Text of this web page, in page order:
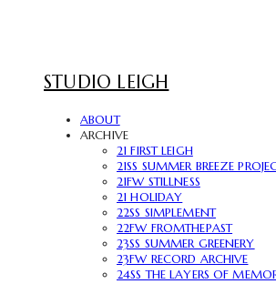
STUDIO LEIGH
ABOUT
ARCHIVE
21 FIRST LEIGH
21SS SUMMER BREEZE
21FW STILLNESS
21 HOLIDAY
22SS SIMPLEMENT
22FW FROMTHEPAST
23SS SUMMER GREENERY
23FW RECORD ARCHIVE
24SS THE LAYERS OF